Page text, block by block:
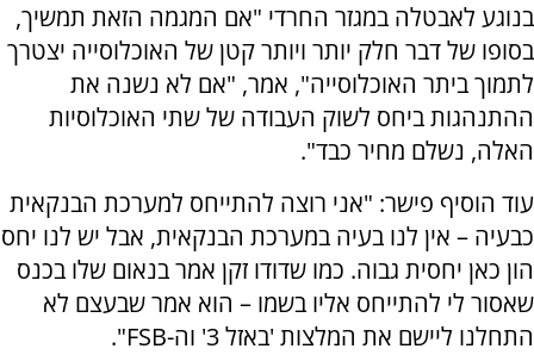
בנוגע לאבטלה במגזר החרדי "אם המגמה הזאת תמשיך,
בסופו של דבר חלק יותר ויותר קטן של האוכלוסייה יצטרך
לתמוך ביתר האוכלוסייה", אמר, "אם לא נשנה את
ההתנהגות ביחס לשוק העבודה של שתי האוכלוסיות
האלה, נשלם מחיר כבד".
עוד הוסיף פישר: "אני רוצה להתייחס למערכת הבנקאית
כבעיה – אין לנו בעיה במערכת הבנקאית, אבל יש לנו יחס
הון כאן יחסית גבוה. כמו שדודו זקן אמר בנאום שלו בכנס
שאסור לי להתייחס אליו בשמו – הוא אמר שבעצם לא
התחלנו ליישם את המלצות 'באזל 3' וה-FSB".